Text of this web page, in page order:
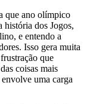
que ano olímpico
história dos Jogos,
e entendo a
Isso gera muita
que
coisas mais
uma carga